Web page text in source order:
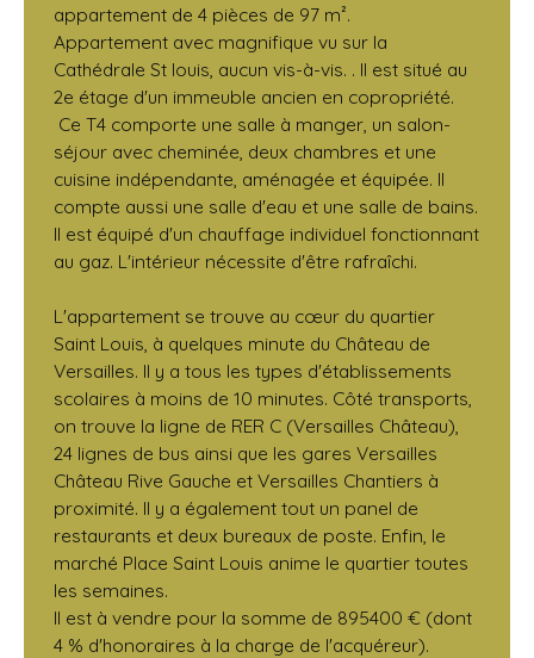
appartement de 4 pièces de 97 m².
Appartement avec magnifique vu sur la
Cathédrale St louis, aucun vis-à-vis. . Il est situé au
2e étage d'un immeuble ancien en copropriété.
Ce T4 comporte une salle à manger, un salon-
séjour avec cheminée, deux chambres et une
cuisine indépendante, aménagée et équipée. Il
compte aussi une salle d'eau et une salle de bains.
Il est équipé d'un chauffage individuel fonctionnant
au gaz. L'intérieur nécessite d'être rafraîchi.
L'appartement se trouve au cœur du quartier
Saint Louis, à quelques minute du Château de
Versailles. Il y a tous les types d'établissements
scolaires à moins de 10 minutes. Côté transports,
on trouve la ligne de RER C (Versailles Château),
24 lignes de bus ainsi que les gares Versailles
Château Rive Gauche et Versailles Chantiers à
proximité. Il y a également tout un panel de
restaurants et deux bureaux de poste. Enfin, le
marché Place Saint Louis anime le quartier toutes
les semaines.
Il est à vendre pour la somme de 895400 € (dont
4 % d'honoraires à la charge de l'acquéreur).